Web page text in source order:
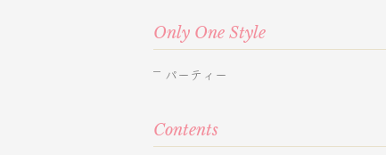
Only One Style
パーティー
Contents